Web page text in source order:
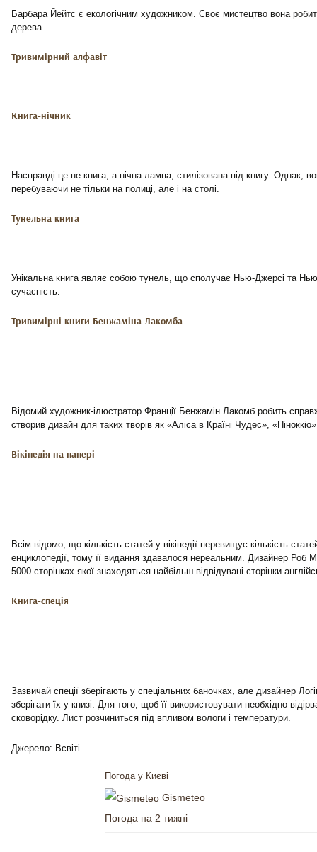
Барбара Йейтс є екологічним художником. Своє мистецтво вона
дерева.
Тривимірний алфавіт
Книга-нічник
Насправді це не книга, а нічна лампа, стилізована під книгу. Однак,
перебуваючи не тільки на полиці, але і на столі.
Тунельна книга
Унікальна книга являє собою тунель, що сполучає Нью-Джерсі та
сучасність.
Тривимірні книги Бенжаміна Лакомба
Відомий художник-ілюстратор Франції Бенжамін Лакомб робить
створив дизайн для таких творів як «Аліса в Країні Чудес»,
Вікіпедія на папері
Всім відомо, що кількість статей у вікіпедії перевищує кількість
енциклопедії, тому її видання здавалося нереальним. Дизайнер Роб
5000 сторінках якої знаходяться найбільш відвідувані сторінки
Книга-спеція
Зазвичай спеції зберігають у спеціальних баночках, але дизайнер
зберігати їх у книзі. Для того, щоб її використовувати необхідно
сковорідку. Лист розчиниться під впливом вологи і температури.
Джерело: Всвіті
Погода у Києві
Gismeteo
Погода на 2 тижні